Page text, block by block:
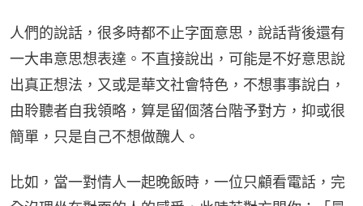
人們的說話，很多時都不止字面意思，說話背後還有
一大串意思想表達。不直接說出，可能是不好意思說
出真正想法，又或是華文社會特色，不想事事說白，
由聆聽者自我領略，算是留個落台階予對方，抑或很
簡單，只是自己不想做醜人。
比如，當一對情人一起晚飯時，一位只顧看電話，完